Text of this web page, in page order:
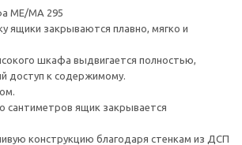
ME/MA 295
ящики закрываются плавно, мягко и
шкафа выдвигается полностью,
доступ к содержимому.
сантиметров ящик закрывается
конструкцию благодаря стенкам из ДСП